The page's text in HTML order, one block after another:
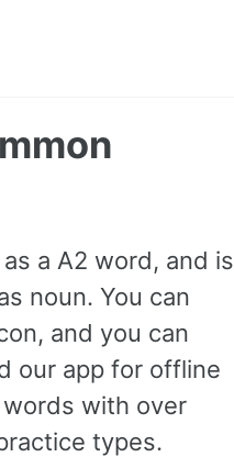
a A2 word, and is
noun. You can
and you can
our app for offline
with over
types.